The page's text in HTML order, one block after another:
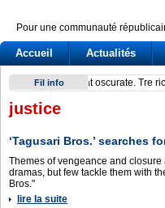
Pour une communauté
Accueil Actualités
Fil info
justice
‘Tagusari Bros.’ searches
Themes of vengeance and
dramas, but few tackle them with
Bros."
lire la suite